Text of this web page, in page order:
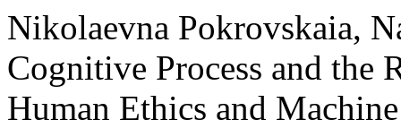
Nikolaevna Pokrovskaia,
Cognitive Process and
Human Ethics and